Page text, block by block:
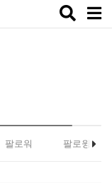
Toggle
팔로워 팔로윙